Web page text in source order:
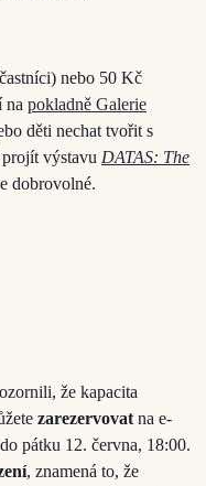
nebo 50 Kč
na pokladně Galerie
děti nechat tvořit s
výstavu DATAS: The
dobrovolné.
že kapacita
zarezervovat na e-
do pátku 12. června, 18:00.
, znamená to, že